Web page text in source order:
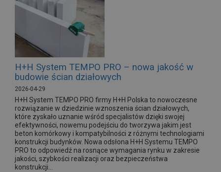
H+H System TEMPO PRO – nowa jakość w
budowie ścian działowych
2026-04-29
H+H System TEMPO PRO firmy H+H Polska to nowoczesne
rozwiązanie w dziedzinie wznoszenia ścian działowych,
które zyskało uznanie wśród specjalistów dzięki swojej
efektywności, nowemu podejściu do tworzywa jakim jest
beton komórkowy i kompatybilności z różnymi technologiami
konstrukcji budynków. Nowa odsłona H+H Systemu TEMPO
PRO to odpowiedź na rosnące wymagania rynku w zakresie
jakości, szybkości realizacji oraz bezpieczeństwa
konstrukcji...